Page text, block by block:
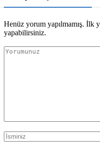
Henüz yorum yapılmamış. İlk
yapabilirsiniz.